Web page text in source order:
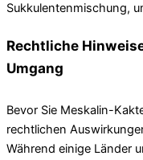
Sukkulentenmischung,
Rechtliche
Umgang
Bevor Sie Meskalin-
rechtlichen
Während einige Länder